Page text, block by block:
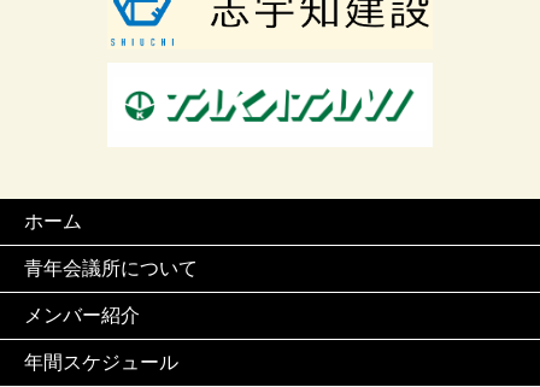
ホーム
青年会議所について
メンバー紹介
年間スケジュール